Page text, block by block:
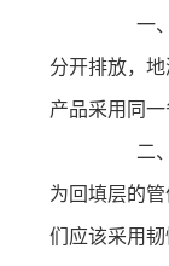
一、
分开排放，
产品采用同一
二、
为回填层的
们应该采用韧